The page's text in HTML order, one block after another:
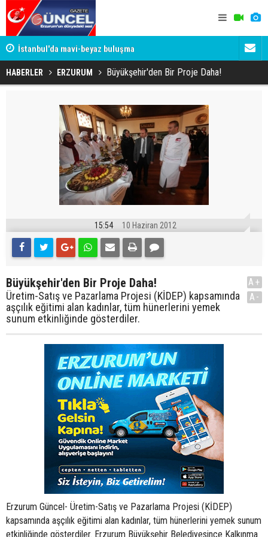
İstanbul'da mavi-beyaz buluşma
HABERLER ERZURUM Büyükşehir'den Bir Proje Daha!
15:54 10 Haziran 2012
Büyükşehir'den Bir Proje Daha!
Üretim-Satış ve Pazarlama Projesi (KİDEP) kapsamında
aşçılık eğitimi alan kadınlar, tüm hünerlerini yemek
sunum etkinliğinde gösterdiler.
A+
A-
Erzurum Güncel- Üretim-Satış ve Pazarlama Projesi (KİDEP)
kapsamında aşçılık eğitimi alan kadınlar, tüm hünerlerini yemek sunum
etkinliğinde gösterdiler. Erzurum Büyükşehir Belediyesince Kalkınma